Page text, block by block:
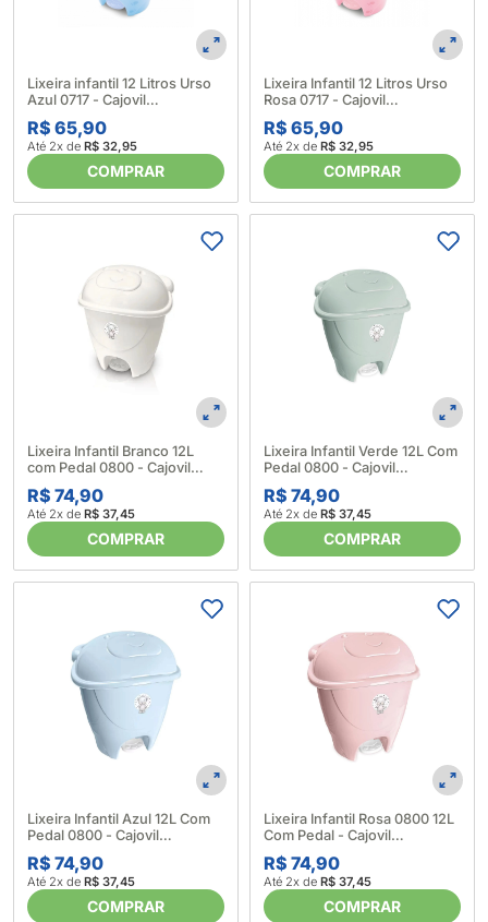
Lixeira infantil 12 Litros Urso
Azul 0717 - Cajovil
4023380001
R$ 65,90
Até 2x de R$ 32,95
COMPRAR
Lixeira Infantil 12 Litros Urso
Rosa 0717 - Cajovil
4023380003
R$ 65,90
Até 2x de R$ 32,95
COMPRAR
Lixeira Infantil Branco 12L
com Pedal 0800 - Cajovil
6141570001
R$ 74,90
Até 2x de R$ 37,45
COMPRAR
Lixeira Infantil Verde 12L Com
Pedal 0800 - Cajovil
6141570002
R$ 74,90
Até 2x de R$ 37,45
COMPRAR
Lixeira Infantil Azul 12L Com
Pedal 0800 - Cajovil
6141570003
R$ 74,90
Até 2x de R$ 37,45
COMPRAR
Lixeira Infantil Rosa 0800 12L
Com Pedal - Cajovil
6141570004
R$ 74,90
Até 2x de R$ 37,45
COMPRAR